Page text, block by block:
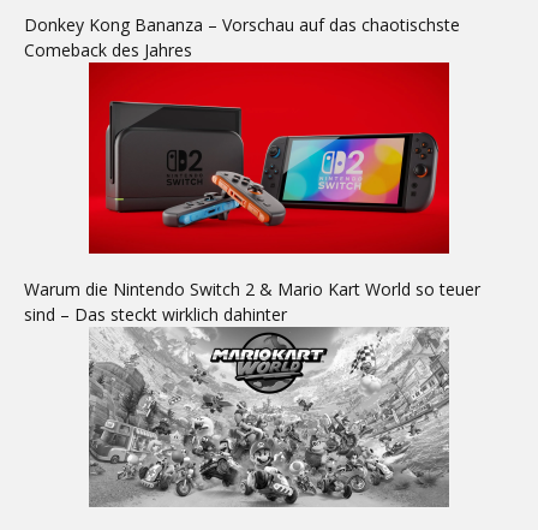
Donkey Kong Bananza – Vorschau auf das chaotischste
Comeback des Jahres
Warum die Nintendo Switch 2 & Mario Kart World so teuer
sind – Das steckt wirklich dahinter